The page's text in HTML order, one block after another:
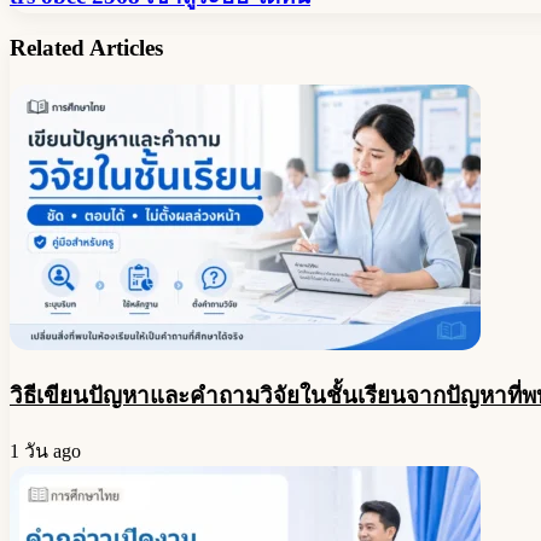
ใน
DPA
(แบบ
คำขอ)
obec
เข้า
ระบบ
ได้ที่
Related Articles
วิธีเขียนปัญหาและคำถามวิจัยในชั้นเรียนจากปัญหาที่พ
1 วัน ago